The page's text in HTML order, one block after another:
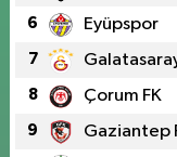
6 Eyüpspor
7
8 Çorum FK
9 Gaziantep